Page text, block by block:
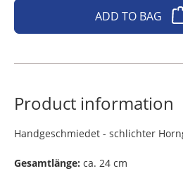
ADD TO BAG
Product information
Handgeschmiedet - schlichter
Gesamtlänge: ca. 24 cm